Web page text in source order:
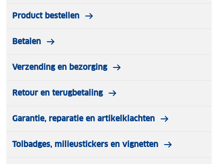
Product bestellen
Betalen
Verzending en bezorging
Retour en terugbetaling
Garantie, reparatie en artikelklachten
Tolbadges, milieustickers en vignetten